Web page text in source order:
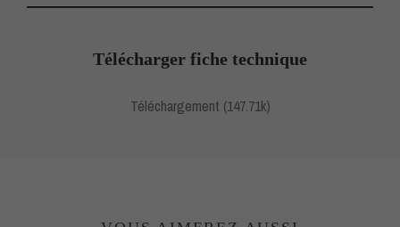
Télécharger fiche technique
Téléchargement (147.71k)